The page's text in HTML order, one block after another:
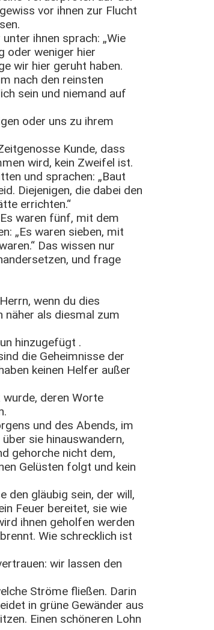
vor ihnen zur Flucht
ihnen sprach: „Wie
oder weniger hier
wir hier geruht haben.
nach den reinsten
sein und niemand auf
oder uns zu ihrem
Kunde, dass
wird, kein Zweifel ist.
und sprachen: „Baut
Diejenigen, die dabei den
errichten.“
waren fünf, mit dem
„Es waren sieben, mit
Das wissen nur
und frage
wenn du dies
näher als diesmal zum
hinzugefügt .
die Geheimnisse der
keinen Helfer außer
deren Worte
und des Abends, im
sie hinauswandern,
gehorche nicht dem,
Gelüsten folgt und kein
den gläubig sein, der will,
Feuer bereitet, sie wie
ihnen geholfen werden
Wie schrecklich ist
wir lassen den
Ströme fließen. Darin
in grüne Gewänder aus
Einen schöneren Lohn